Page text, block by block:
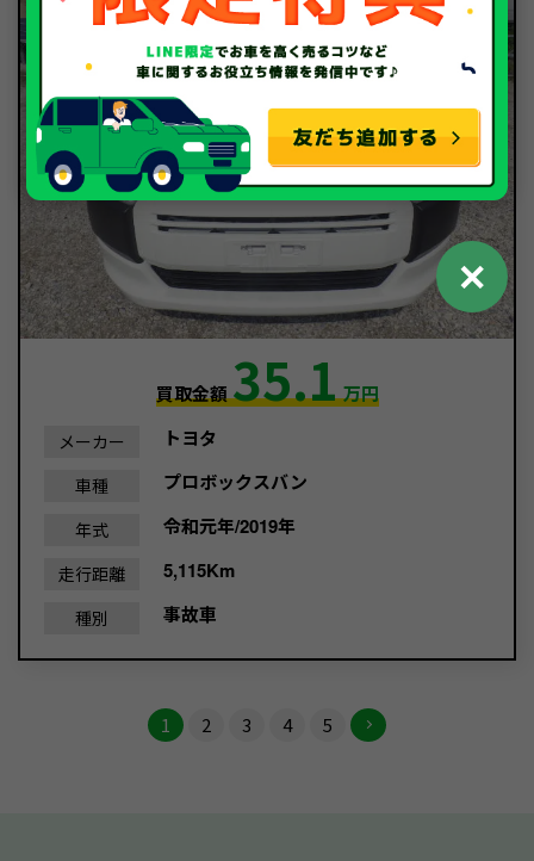
買取金額35.1万円
メーカー トヨタ
車種 プロボックスバン
年式 令和元年/2019年
走行距離 5,115Km
種別 事故車
1 2 3 4 5
✕